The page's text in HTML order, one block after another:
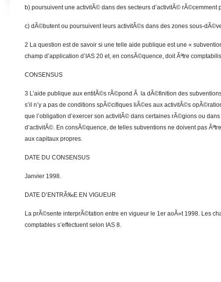
b) poursuivent une activitÃ© dans des secteurs d’activitÃ© rÃ©cemment
c) dÃ©butent ou poursuivent leurs activitÃ©s dans des zones sous-
2 La question est de savoir si une telle aide publique est une «
champ d’application d’IAS 20 et, en consÃ©quence, doit Ãªtre
CONSENSUS
3 L’aide publique aux entitÃ©s rÃ©pond Ã la dÃ©finition des
s’il n’y a pas de conditions spÃ©cifiques liÃ©es aux activitÃ©s
que l’obligation d’exercer son activitÃ© dans certaines rÃ©gions ou
d’activitÃ©. En consÃ©quence, de telles subventions ne doivent pas
aux capitaux propres.
DATE DU CONSENSUS
Janvier 1998.
DATE D’ENTRÃ‰E EN VIGUEUR
La prÃ©sente interprÃ©tation entre en vigueur le 1er aoÃ»t 1998. Les
comptables s’effectuent selon IAS 8.